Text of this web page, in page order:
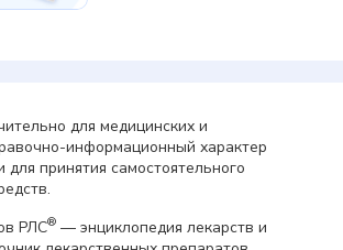
для медицинских и
информационный характер
принятия самостоятельного
РЛС® — энциклопедия лекарств и